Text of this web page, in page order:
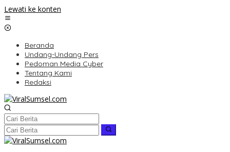
Lewati ke konten
Beranda
Undang-Undang Pers
Pedoman Media Cyber
Tentang Kami
Redaksi